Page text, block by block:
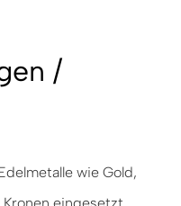
/
wie Gold,